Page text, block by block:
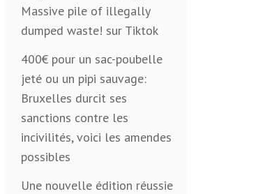
Massive pile of illegally
dumped waste! sur Tiktok
400€ pour un sac-poubelle
jeté ou un pipi sauvage:
Bruxelles durcit ses
sanctions contre les
incivilités, voici les amendes
possibles
Une nouvelle édition réussie